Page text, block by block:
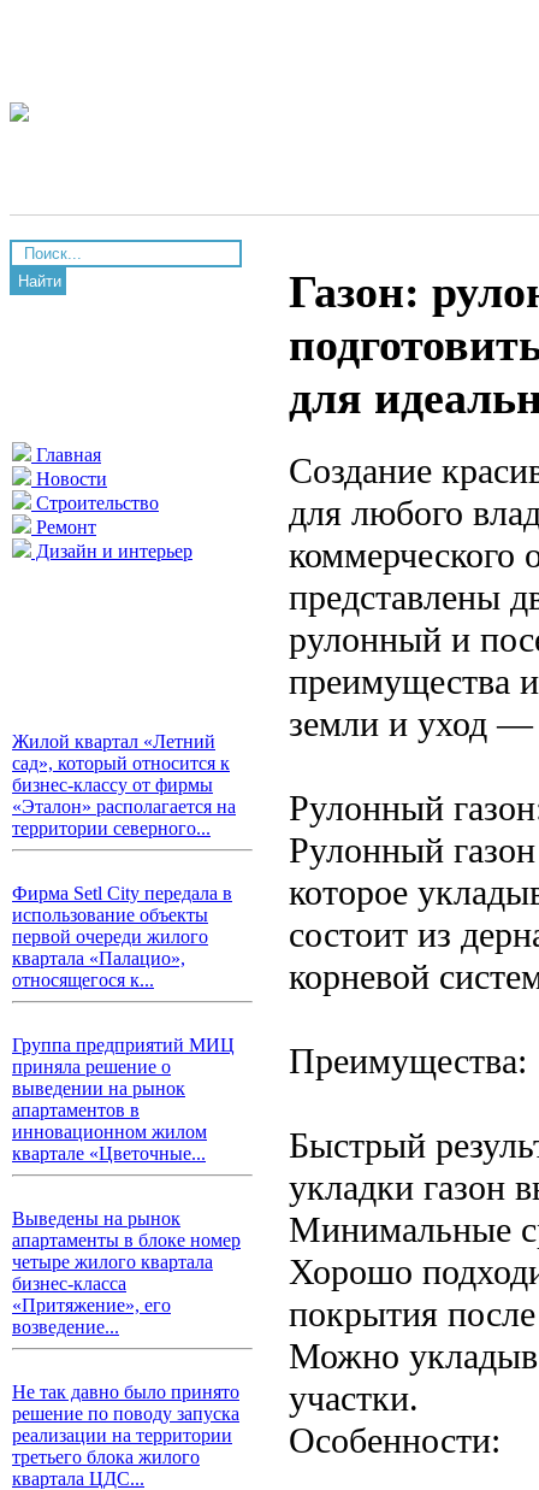
Найти
Главная
Новости
Строительство
Ремонт
Дизайн и интерьер
Жилой квартал «Летний
сад», который относится к
бизнес-классу от фирмы
«Эталон» располагается на
территории северного...
Фирма Setl City передала в
использование объекты
первой очереди жилого
квартала «Палацио»,
относящегося к...
Группа предприятий МИЦ
приняла решение о
выведении на рынок
апартаментов в
инновационном жилом
квартале «Цветочные...
Выведены на рынок
апартаменты в блоке номер
четыре жилого квартала
бизнес-класса
«Притяжение», его
возведение...
Не так давно было принято
решение по поводу запуска
реализации на территории
третьего блока жилого
квартала ЦДС...
Газон:
для
Создание
для любого
коммерческого
представлены
рулонный и
преимущества
земли и уход —
Рулонный
Рулонный
которое
состоит из
корневой
Преимущества:
Быстрый
укладки газон
Минимальные
Хорошо
покрытия
Можно
участки.
Особенности: